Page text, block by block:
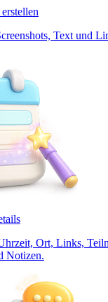
Text und
Ort, Links,
Notizen.